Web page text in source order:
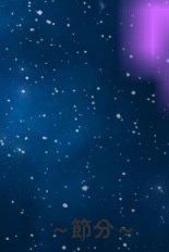
～節分～